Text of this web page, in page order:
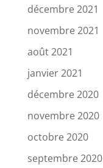
décembre 2021
novembre 2021
août 2021
janvier 2021
décembre 2020
novembre 2020
octobre 2020
septembre 2020